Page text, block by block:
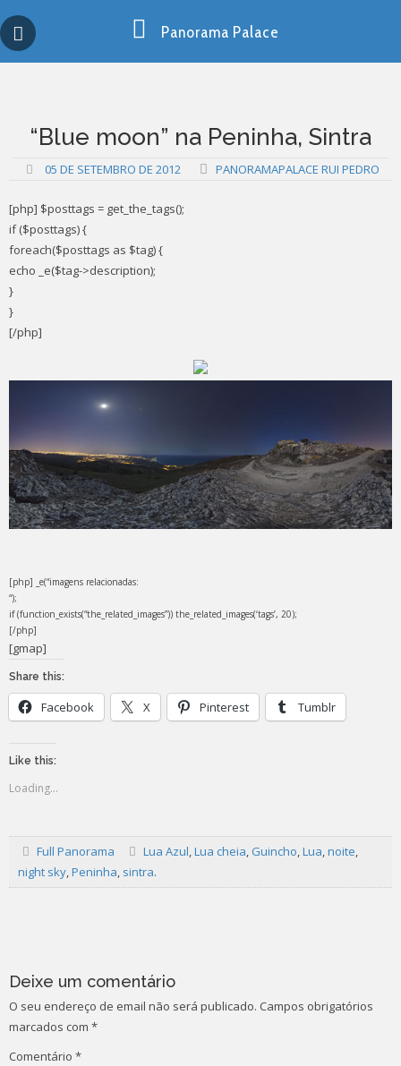
to
content
Panorama Palace
“Blue moon” na Peninha, Sintra
05 DE SETEMBRO DE 2012 PANORAMAPALACE RUI PEDRO
[php] $posttags = get_the_tags();
if ($posttags) {
foreach($posttags as $tag) {
echo _e($tag->description);
}
}
[/php]
[php] _e(“imagens relacionadas:
“);
if (function_exists(“the_related_images”)) the_related_images(‘tags’, 20);
[/php]
[gmap]
Share this:
Facebook X Pinterest Tumblr
Like this:
Loading...
Full Panorama Lua Azul,Lua cheia, Guincho,Lua,noite,
night sky,Peninha, sintra.
navigation
Deixe um comentário
O seu endereço de email não será publicado. Campos obrigatórios
marcados com *
Comentário *